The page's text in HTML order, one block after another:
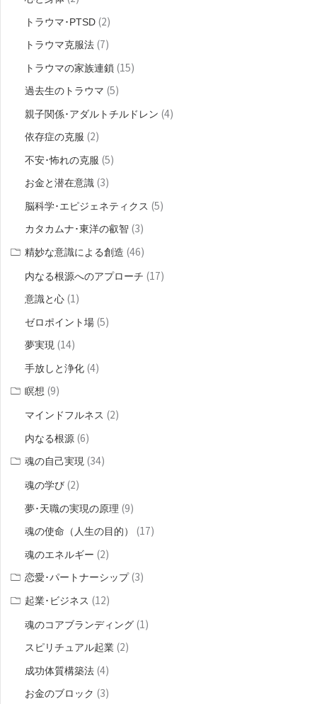
トラウマ･PTSD (2)
トラウマ克服法 (7)
トラウマの家族連鎖 (15)
過去生のトラウマ (5)
親子関係･アダルトチルドレン (4)
依存症の克服 (2)
不安･怖れの克服 (5)
お金と潜在意識 (3)
脳科学･エピジェネティクス (5)
カタカムナ･東洋の叡智 (3)
精妙な意識による創造 (46)
内なる根源へのアプローチ (17)
意識と心 (1)
ゼロポイント場 (5)
夢実現 (14)
手放しと浄化 (4)
瞑想 (9)
マインドフルネス (2)
内なる根源 (6)
魂の自己実現 (34)
魂の学び (2)
夢･天職の実現の原理 (9)
魂の使命（人生の目的） (17)
魂のエネルギー (2)
恋愛･パートナーシップ(3)
起業･ビジネス (12)
魂のコアブランディング (1)
スピリチュアル起業 (2)
成功体質構築法 (4)
お金のブロック (3)